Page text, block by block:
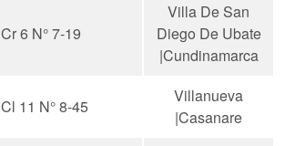
Cr 6 N° 7-19
Villa De San
Diego De Ubate
|Cundinamarca
Cl 11 N° 8-45
Villanueva
|Casanare